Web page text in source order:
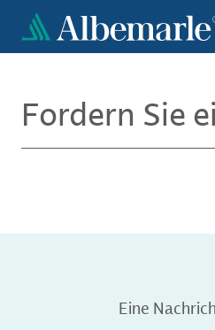
Direkt
zum
Inhalt
Fordern Sie
Eine